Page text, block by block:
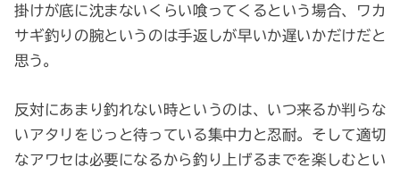
掛けが底に沈まないくらい喰ってくるという場合、ワカ
サギ釣りの腕というのは手返しが早いか遅いかだけだと
思う。
反対にあまり釣れない時というのは、いつ来るか判らな
いアタリをじっと待っている集中力と忍耐。そして適切
なアワセは必要になるから釣り上げるまでを楽しむとい